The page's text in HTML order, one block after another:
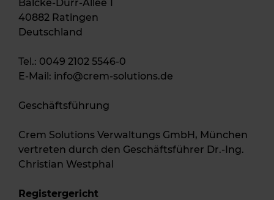
Balcke-Dürr-Allee 1
40882 Ratingen
Deutschland
Tel.: 0049 2102 5546-0
E-Mail: info@crem-solutions.de
Geschäftsführung
Crem Solutions Verwaltungs GmbH, München
vertreten durch den Geschäftsführer Dr.-Ing.
Christian Westphal
Registergericht